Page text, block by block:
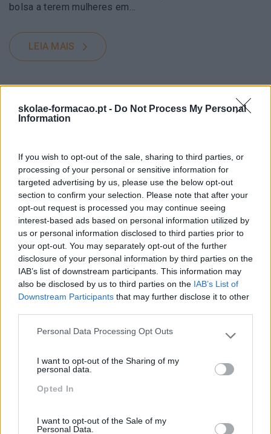
skolae-formacao.pt - Do Not Process My Personal
Information
If you wish to opt-out of the sale, sharing to third parties, or
processing of your personal or sensitive information for
targeted advertising by us, please use the below opt-out
section to confirm your selection. Please note that after your
opt-out request is processed you may continue seeing
interest-based ads based on personal information utilized by
us or personal information disclosed to third parties prior to
your opt-out. You may separately opt-out of the further
disclosure of your personal information by third parties on the
IAB’s list of downstream participants. This information may
also be disclosed by us to third parties on the IAB’s List of
Downstream Participants that may further disclose it to other
Please note that this website/app uses one or more Google
not limited to your visit or usage behaviour. You may click to
grant or deny consent to Google and its third-party tags to
use your data for below specified purposes in below Google
Personal Data Processing Opt Outs
I want to opt-out of the Sharing of my
personal data.
Opted In
I want to opt-out of the Sale of my
Personal Data.
bolsa a terem mulheres em…
LEIA MAIS
DESIGN THINKING: A NOVA GESTÃO PARA EMPRESAS
‘FORA DA CAIXA’
Soluções centradas nas pessoas. Criatividade. Trazer
novidade à rotina das atividades. Integrar todos os
profissionais de uma organização liderada por quem não
setores a co-desenhar o futuro...
LEIA MAIS